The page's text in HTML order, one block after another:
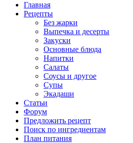
Главная
Рецепты
Без жарки
Выпечка и десерты
Закуски
Основные блюда
Напитки
Салаты
Соусы и другое
Супы
Экадаши
Статьи
Форум
Предложить рецепт
Поиск по ингредиентам
План питания